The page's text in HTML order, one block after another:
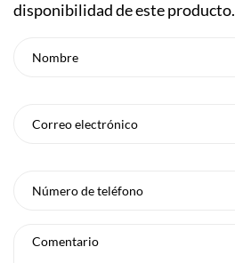
disponibilidad de este producto.